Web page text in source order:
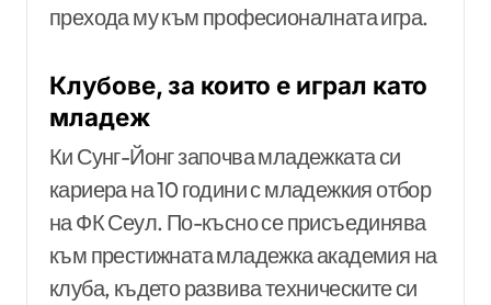
прехода му към професионалната игра.
Клубове, за които е играл като
младеж
Ки Сунг-Йонг започва младежката си
кариера на 10 години с младежкия отбор
на ФК Сеул. По-късно се присъединява
към престижната младежка академия на
клуба, където развива техническите си